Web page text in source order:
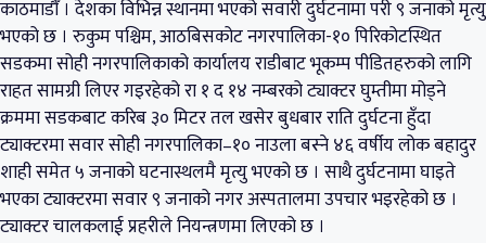
काठमाडौँ । देशका विभिन्न स्थानमा भएको सवारी दुर्घटनामा परी ९ जनाको मृत्यु
भएको छ । रुकुम पश्चिम, आठबिसकोट नगरपालिका-१० पिरिकोटस्थित
सडकमा सोही नगरपालिकाको कार्यालय राडीबाट भूकम्प पीडितहरुको लागि
राहत सामग्री लिएर गइरहेको रा १ द १४ नम्बरको ट्याक्टर घुम्तीमा मोड्ने
क्रममा सडकबाट करिब ३० मिटर तल खसेर बुधबार राति दुर्घटना हुँदा
ट्याक्टरमा सवार सोही नगरपालिका–१० नाउला बस्ने ४६ वर्षीय लोक बहादुर
शाही समेत ५ जनाको घटनास्थलमै मृत्यु भएको छ । साथै दुर्घटनामा घाइते
भएका ट्याक्टरमा सवार ९ जनाको नगर अस्पतालमा उपचार भइरहेको छ ।
ट्याक्टर चालकलाई प्रहरीले नियन्त्रणमा लिएको छ ।